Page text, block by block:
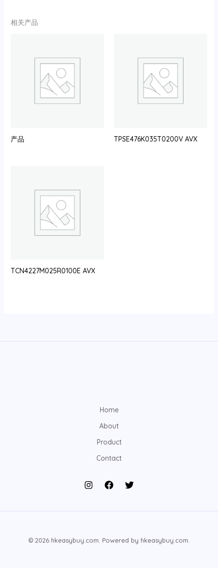
相关产品
产品 TPSE476K035T0200V AVX
TCN4227M025R0100E AVX
Home
About
Product
Contact
© 2026 hkeasybuy.com. Powered by hkeasybuy.com.